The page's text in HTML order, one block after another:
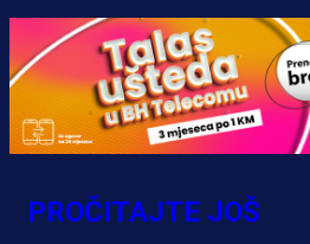
Željo uprkos
krenuo
Grbavici!
PROČITAJTE JOŠ